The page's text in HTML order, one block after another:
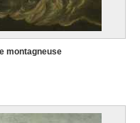
montagneuse